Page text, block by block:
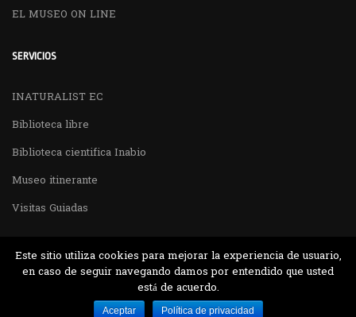
EL MUSEO ON LINE
SERVICIOS
INATURALIST EC
Biblioteca libre
Biblioteca cientifica Inabio
Museo itinerante
Visitas Guiadas
Desarrollado por MJTEC.
Este sitio utiliza cookies para mejorar la experiencia de usuario,
en caso de seguir navegando damos por entendido que usted
está de acuerdo.
Aceptar Política de privacidad